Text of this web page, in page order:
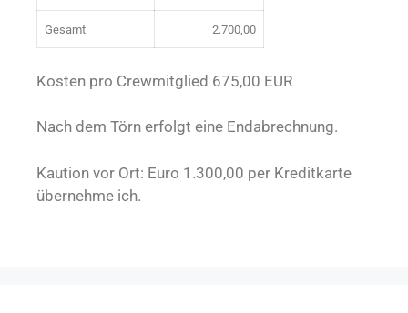
Gesamt 2.700,00
Kosten pro Crewmitglied 675,00 EUR
Nach dem Törn erfolgt eine Endabrechnung.
Kaution vor Ort: Euro 1.300,00 per Kreditkarte
übernehme ich.